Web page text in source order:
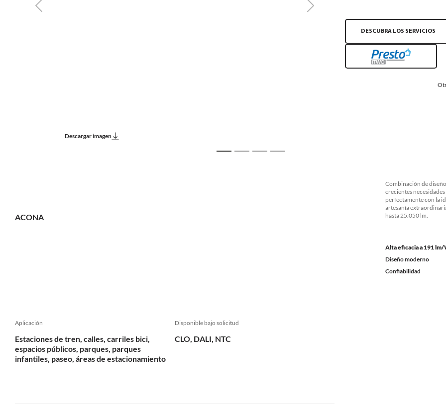
Previous Next
Descargar imagen
DESCUBRA LOS SERVICIOS
ACONA
Combinación de
crecientes
perfectamente con la
artesanía
hasta 25.050 lm.
Alta eficacia a 191 lm/
Diseño moderno
Confiabilidad
Aplicación
Estaciones de tren, calles, carriles bici,
espacios públicos, parques, parques
infantiles, paseo, áreas de estacionamiento
Disponible bajo solicitud
CLO, DALI, NTC